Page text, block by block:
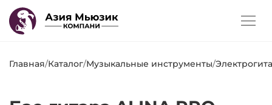
Главная/Каталог/Музыкальные инструменты/